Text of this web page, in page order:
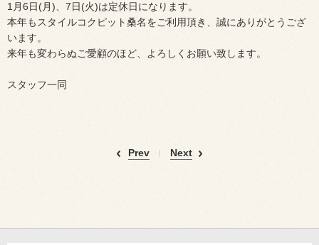
1月6日(月)、7日(火)は定休日になります。
本年もスタイルコクピット桑名をご利用頂き、誠にありがとうござ
います。
来年も変わらぬご愛顧のほど、よろしくお願い致します。
スタッフ一同
Prev Next